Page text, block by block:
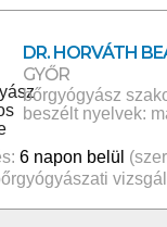
DR. HORVÁTH
GYŐR
bőrgyógyász
beszélt nyelvek:
6 napon belül